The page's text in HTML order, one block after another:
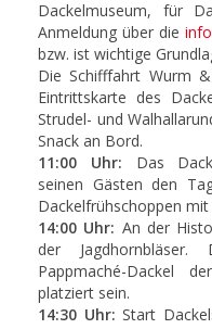
Dackelmuseum, für
Anmeldung über die
bzw. ist wichtige
Die Schifffahrt Wurm
Eintrittskarte des
Strudel- und
Snack an Bord.
11:00 Uhr: Das
seinen Gästen den
Dackelfrühschoppen
14:00 Uhr: An der
der
Pappmaché-Dackel
platziert sein.
14:30 Uhr: Start